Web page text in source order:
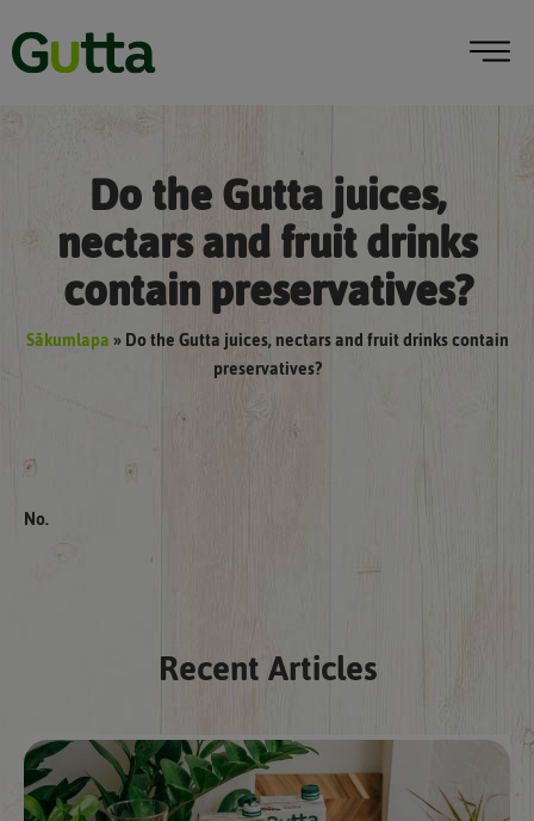
Do the Gutta juices,
nectars and fruit drinks
contain preservatives?
Sākumlapa»Do the Gutta juices, nectars and fruit drinks contain
preservatives?
No.
Recent Articles